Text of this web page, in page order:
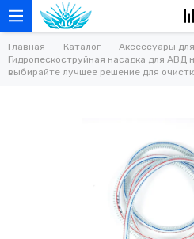
Главная Каталог
Аксессуары
Гидропескоструйная насадка для АВД
выбирайте лучшее решение для